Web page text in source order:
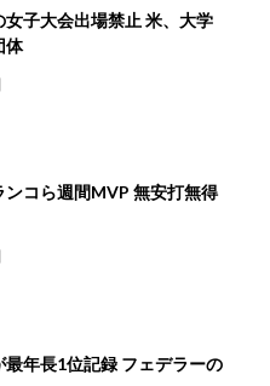
女子大会出場禁止 米、大学
体
ンコら週間MVP 無安打無得
最年長1位記録 フェデラーの